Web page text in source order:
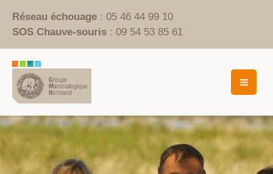
contenu
Réseau échouage : 05 46 44 99 10
SOS Chauve-souris : 09 54 53 85 61